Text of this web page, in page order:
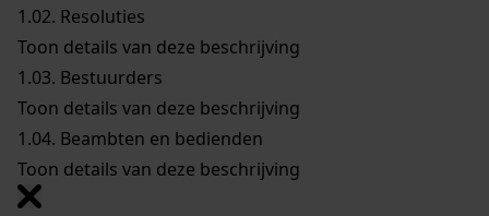
1.02. Resoluties
Toon details van deze beschrijving
1.03. Bestuurders
Toon details van deze beschrijving
1.04. Beambten en bedienden
Toon details van deze beschrijving